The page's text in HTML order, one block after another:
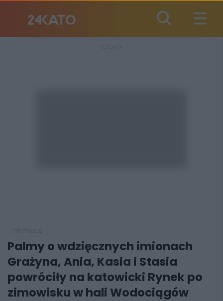
Palmy o wdzięcznych imionach
Grażyna, Ania, Kasia i Stasia
powróciły na katowicki Rynek po
zimowisku w hali Wodociągów